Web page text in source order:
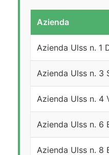
Azienda
Azienda Ulss n. 1
Azienda Ulss n. 3
Azienda Ulss n. 4
Azienda Ulss n. 6
Azienda Ulss n. 8